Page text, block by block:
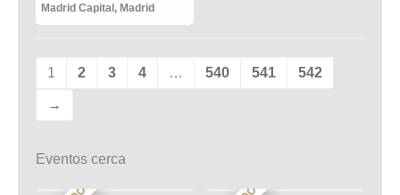
Madrid Capital, Madrid
1 2 3 4 … 540 541 542
→
Eventos cerca